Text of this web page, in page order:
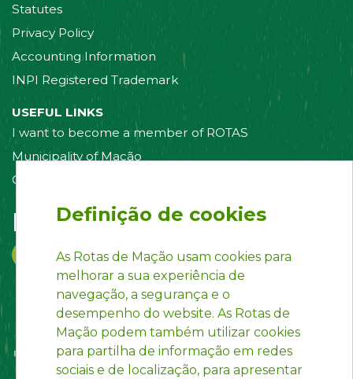
Statutes
Privacy Policy
Accounting Information
INPI Registered Trademark
USEFUL LINKS
I want to become a member of ROTAS
Municipality of Mação
Contact us
Follow us on:
Definição de cookies
As Rotas de Mação usam cookies para
melhorar a sua experiência de
navegação, a segurança e o
desempenho do website. As Rotas de
Mação podem também utilizar cookies
para partilha de informação em redes
sociais e de localização, para apresentar